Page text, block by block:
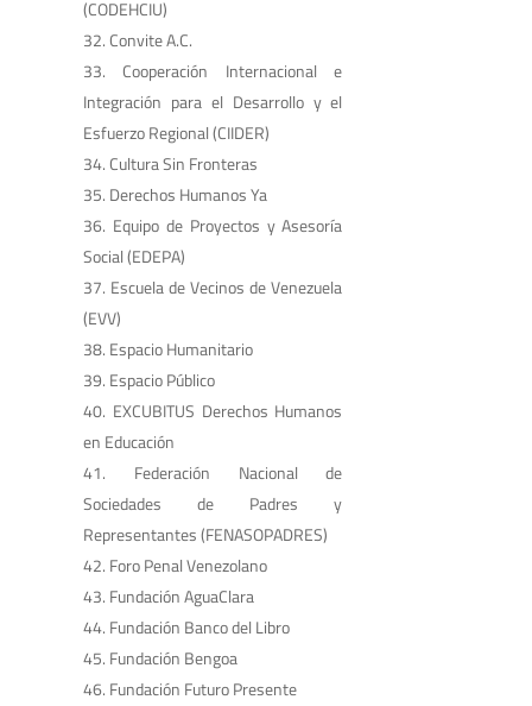
(CODEHCIU)
Convite A.C.
Cooperación Internacional e
Integración para el Desarrollo y el
Esfuerzo Regional (CIIDER)
Cultura Sin Fronteras
Derechos Humanos Ya
Equipo de Proyectos y Asesoría
Social (EDEPA)
Escuela de Vecinos de Venezuela
(EVV)
Espacio Humanitario
Espacio Público
EXCUBITUS Derechos Humanos
en Educación
Federación Nacional de
Sociedades de Padres y
Representantes (FENASOPADRES)
Foro Penal Venezolano
Fundación AguaClara
Fundación Banco del Libro
Fundación Bengoa
Fundación Futuro Presente